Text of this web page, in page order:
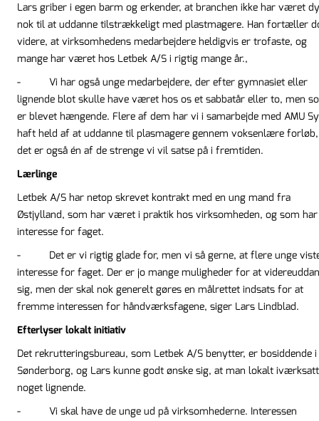
Lars griber i egen barm og erkender, at branchen ikke har været
nok til at uddanne tilstrækkeligt med plastmagere. Han fortæller
videre, at virksomhedens medarbejdere heldigvis er trofaste, og
mange har været hos Letbek A/S i rigtig mange år.,
- Vi har også unge medarbejdere, der efter gymnasiet eller
lignende blot skulle have været hos os et sabbatår eller to, men
er blevet hængende. Flere af dem har vi i samarbejde med AMU
haft held af at uddanne til plasmagere gennem voksenlære
det er også én af de strenge vi vil satse på i fremtiden.
Lærlinge
Letbek A/S har netop skrevet kontrakt med en ung mand fra
Østjylland, som har været i praktik hos virksomheden, og som har
interesse for faget.
- Det er vi rigtig glade for, men vi så gerne, at flere unge
interesse for faget. Der er jo mange muligheder for at
sig, men der skal nok generelt gøres en målrettet indsats for at
fremme interessen for håndværksfagene, siger Lars Lindblad.
Efterlyser lokalt initiativ
Det rekrutteringsbureau, som Letbek A/S benytter, er bosiddende i
Sønderborg, og Lars kunne godt ønske sig, at man lokalt
noget lignende.
- Vi skal have de unge ud på virksomhederne. Interessen